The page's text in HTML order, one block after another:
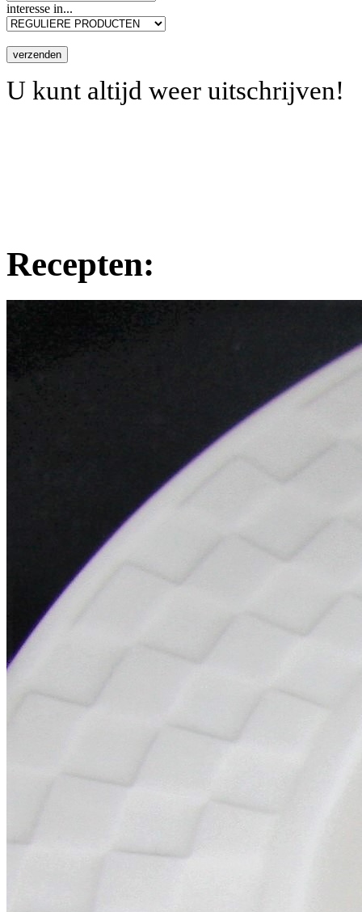
interesse in...
verzenden
U kunt altijd weer uitschrijven!
Recepten: